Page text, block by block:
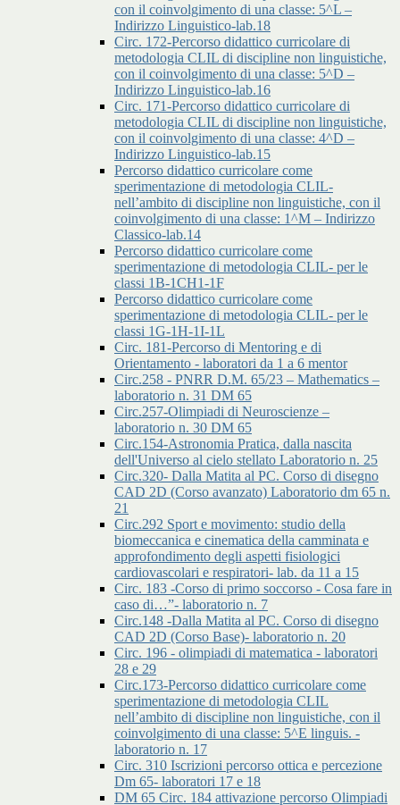
con il coinvolgimento di una classe: 5^L –
Indirizzo Linguistico-lab.18
Circ. 172-Percorso didattico curricolare di
metodologia CLIL di discipline non linguistiche,
con il coinvolgimento di una classe: 5^D –
Indirizzo Linguistico-lab.16
Circ. 171-Percorso didattico curricolare di
metodologia CLIL di discipline non linguistiche,
con il coinvolgimento di una classe: 4^D –
Indirizzo Linguistico-lab.15
Percorso didattico curricolare come
sperimentazione di metodologia CLIL-
nell’ambito di discipline non linguistiche, con il
coinvolgimento di una classe: 1^M – Indirizzo
Classico-lab.14
Percorso didattico curricolare come
sperimentazione di metodologia CLIL- per le
classi 1B-1CH1-1F
Percorso didattico curricolare come
sperimentazione di metodologia CLIL- per le
classi 1G-1H-1I-1L
Circ. 181-Percorso di Mentoring e di
Orientamento - laboratori da 1 a 6 mentor
Circ.258 - PNRR D.M. 65/23 – Mathematics –
laboratorio n. 31 DM 65
Circ.257-Olimpiadi di Neuroscienze –
laboratorio n. 30 DM 65
Circ.154-Astronomia Pratica, dalla nascita
dell'Universo al cielo stellato Laboratorio n. 25
Circ.320- Dalla Matita al PC. Corso di disegno
CAD 2D (Corso avanzato) Laboratorio dm 65 n.
21
Circ.292 Sport e movimento: studio della
biomeccanica e cinematica della camminata e
approfondimento degli aspetti fisiologici
cardiovascolari e respiratori- lab. da 11 a 15
Circ. 183 -Corso di primo soccorso - Cosa fare in
caso di…”- laboratorio n. 7
Circ.148 -Dalla Matita al PC. Corso di disegno
CAD 2D (Corso Base)- laboratorio n. 20
Circ. 196 - olimpiadi di matematica - laboratori
28 e 29
Circ.173-Percorso didattico curricolare come
sperimentazione di metodologia CLIL
nell’ambito di discipline non linguistiche, con il
coinvolgimento di una classe: 5^E linguis. -
laboratorio n. 17
Circ. 310 Iscrizioni percorso ottica e percezione
Dm 65- laboratori 17 e 18
DM 65 Circ. 184 attivazione percorso Olimpiadi